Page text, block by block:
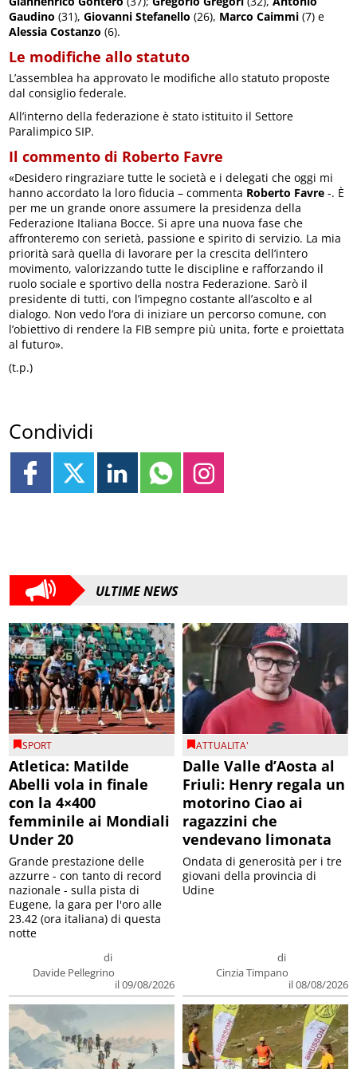
Gaudino (31),Giovanni Stefanello (26), Marco Caimmi (7) e
Alessia Costanzo (6).
Le modifiche allo statuto
L’assemblea ha approvato le modifiche allo statuto proposte
dal consiglio federale.
All’interno della federazione è stato istituito il Settore
Paralimpico SIP.
Il commento di Roberto Favre
«Desidero ringraziare tutte le società e i delegati che oggi mi
hanno accordato la loro fiducia – commenta Roberto Favre -. È
per me un grande onore assumere la presidenza della
Federazione Italiana Bocce. Si apre una nuova fase che
affronteremo con serietà, passione e spirito di servizio. La mia
priorità sarà quella di lavorare per la crescita dell’intero
movimento, valorizzando tutte le discipline e rafforzando il
ruolo sociale e sportivo della nostra Federazione. Sarò il
presidente di tutti, con l’impegno costante all’ascolto e al
dialogo. Non vedo l’ora di iniziare un percorso comune, con
l’obiettivo di rendere la FIB sempre più unita, forte e proiettata
al futuro».
(t.p.)
Condividi
ULTIME NEWS
SPORT
Atletica: Matilde
Abelli vola in finale
con la 4×400
femminile ai Mondiali
Under 20
di
Davide Pellegrino
il 09/08/2026
Grande prestazione delle
azzurre - con tanto di record
nazionale - sulla pista di
Eugene, la gara per l'oro alle
23.42 (ora italiana) di questa
notte
ATTUALITA'
Dalle Valle d’Aosta al
Friuli: Henry regala un
motorino Ciao ai
ragazzini che
vendevano limonata
di
Cinzia Timpano
il 08/08/2026
Ondata di generosità per i tre
giovani della provincia di
Udine